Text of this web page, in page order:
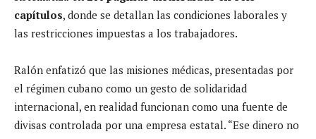
capítulos, donde se detallan las condiciones laborales y
las restricciones impuestas a los trabajadores.
Ralón enfatizó que las misiones médicas, presentadas por
el régimen cubano como un gesto de solidaridad
internacional, en realidad funcionan como una fuente de
divisas controlada por una empresa estatal. “Ese dinero no